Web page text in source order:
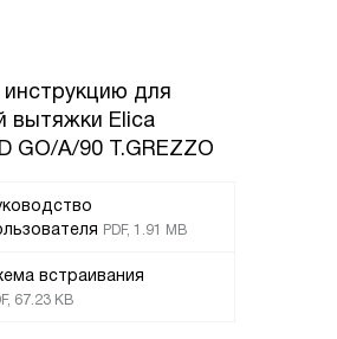
инструкцию для
вытяжки Elica
GO/A/90 T.GREZZO
PDF, 1.91 MB
встраивания
67.23 KB